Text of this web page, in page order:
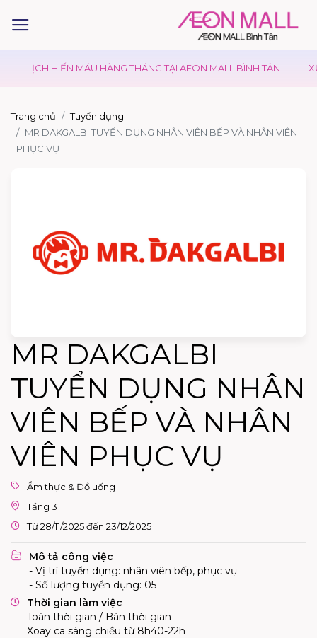
LỊCH HIẾN MÁU HÀNG THÁNG TẠI AEON MALL BÌNH TÂN
Trang chủ
Tuyển dụng
MR DAKGALBI TUYỂN DỤNG NHÂN VIÊN BẾP VÀ NHÂN VIÊN
PHỤC VỤ
MR DAKGALBI
TUYỂN DỤNG NHÂN
VIÊN BẾP VÀ NHÂN
VIÊN PHỤC VỤ
Ẩm thực & Đồ uống
Tầng 3
Từ 28/11/2025 đến 23/12/2025
Mô tả công việc
- Vị trí tuyển dụng: nhân viên bếp, phục vụ
- Số lượng tuyển dụng: 05
Thời gian làm việc
Toàn thời gian / Bán thời gian
Xoay ca sáng chiều từ 8h40-22h